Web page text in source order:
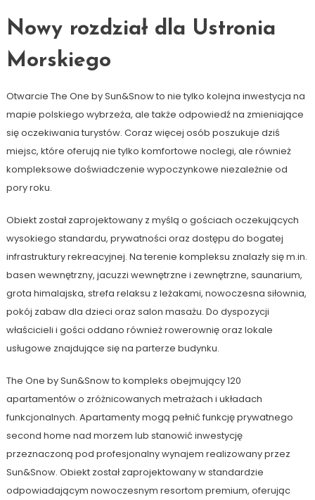
Nowy rozdział dla Ustronia
Morskiego
Otwarcie The One by Sun&Snow to nie tylko kolejna inwestycja na
mapie polskiego wybrzeża, ale także odpowiedź na zmieniające
się oczekiwania turystów. Coraz więcej osób poszukuje dziś
miejsc, które oferują nie tylko komfortowe noclegi, ale również
kompleksowe doświadczenie wypoczynkowe niezależnie od
pory roku.
Obiekt został zaprojektowany z myślą o gościach oczekujących
wysokiego standardu, prywatności oraz dostępu do bogatej
infrastruktury rekreacyjnej. Na terenie kompleksu znalazły się m.in.
basen wewnętrzny, jacuzzi wewnętrzne i zewnętrzne, saunarium,
grota himalajska, strefa relaksu z leżakami, nowoczesna siłownia,
pokój zabaw dla dzieci oraz salon masażu. Do dyspozycji
właścicieli i gości oddano również rowerownię oraz lokale
usługowe znajdujące się na parterze budynku.
The One by Sun&Snow to kompleks obejmujący 120
apartamentów o zróżnicowanych metrażach i układach
funkcjonalnych. Apartamenty mogą pełnić funkcję prywatnego
second home nad morzem lub stanowić inwestycję
przeznaczoną pod profesjonalny wynajem realizowany przez
Sun&Snow. Obiekt został zaprojektowany w standardzie
odpowiadającym nowoczesnym resortom premium, oferując